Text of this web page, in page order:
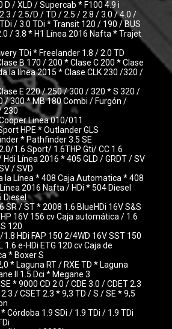
D / XLD / Supercab * F100 4.9 i
/ 2.5/D / TD / 2.5 / 2.8 / 3.0 / 4.0 /
/ 3.0 TDi * Transit 120 / 190 / BUS
/ 3.8 * H1 Línea 2016 Nafta * Trajet
TDi * Freelander 1.8 / 2.0 TD
B 170 / 200 * Clase C 200 * Clase
la línea 2015 * Clase CLK 230 /320 /
E 220 / 250 / 300 / 320 * S 320 /
/ 300 * MB 180 Combi / Furgón /
230
Linea 010/011
HPE * Outlander GLS
* Pathfinder 3.5 SE
1.6 Sport/ 1.6THP Gti/ CC 1.6
Línea 2016 * 405 GLD / GRDT / SV
/ SVD
la Línea * 408 Caja Automatica * 408
2016 Nafta / HDi * 504 Diesel
Diesel
SR / ST * 2008 1.6 BlueHDi 16V S&S
16V 156 cv Caja automática / 1.6
120
1.8 HDi FAP 150 2/4WD 16V SST 150
e-HDi ETG 120 cv Caja de
* Boxer S
* Laguna RT / RXE TD * Laguna
II 1.5 Dci * Megane 3
* 9000 CD 2.0 / CDE 3.0 / CDET 2.3
/ CSET 2.3 * 9,3 TD / S / SE * 9,5
Córdoba 1.9 SDi / 1.9 TDi / 1.9 TDi